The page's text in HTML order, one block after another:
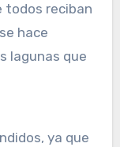
todos reciban
hace
lagunas que
ya que